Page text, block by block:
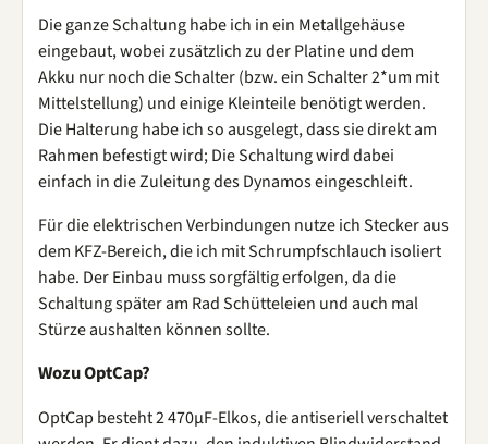
Die ganze Schaltung habe ich in ein Metallgehäuse
eingebaut, wobei zusätzlich zu der Platine und dem
Akku nur noch die Schalter (bzw. ein Schalter 2*um mit
Mittelstellung) und einige Kleinteile benötigt werden.
Die Halterung habe ich so ausgelegt, dass sie direkt am
Rahmen befestigt wird; Die Schaltung wird dabei
einfach in die Zuleitung des Dynamos eingeschleift.
Für die elektrischen Verbindungen nutze ich Stecker aus
dem KFZ-Bereich, die ich mit Schrumpfschlauch isoliert
habe. Der Einbau muss sorgfältig erfolgen, da die
Schaltung später am Rad Schütteleien und auch mal
Stürze aushalten können sollte.
Wozu OptCap?
OptCap besteht 2 470µF-Elkos, die antiseriell verschaltet